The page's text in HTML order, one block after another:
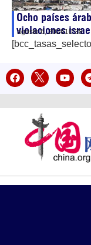
Ocho países
violaciones
agosto 6, 202610:38